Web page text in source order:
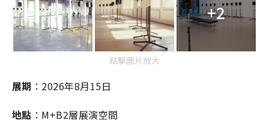
+2
點擊圖片放大
展期 ：2026年8月15日
地點 ：M+B2層展演空間